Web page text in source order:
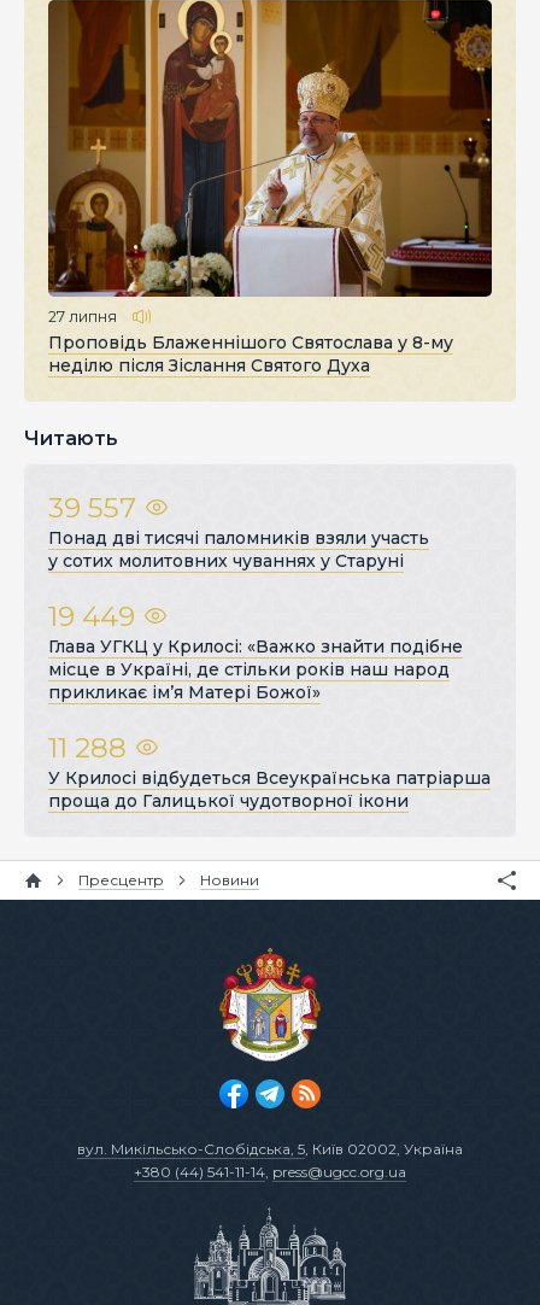
27 липня
Проповідь Блаженнішого Святослава у 8-му
неділю після Зіслання Святого Духа
Читають
39 557
Понад дві тисячі паломників взяли участь
у сотих молитовних чуваннях у Старуні
19 449
Глава УГКЦ у Крилосі: «Важко знайти подібне
місце в Україні, де стільки років наш народ
прикликає ім’я Матері Божої»
11 288
У Крилосі відбудеться Всеукраїнська патріарша
проща до Галицької чудотворної ікони
Пресцентр Новини
вул. Микільсько-Слобідська, 5, Київ 02002, Україна
+380 (44) 541-11-14, press@ugcc.org.ua